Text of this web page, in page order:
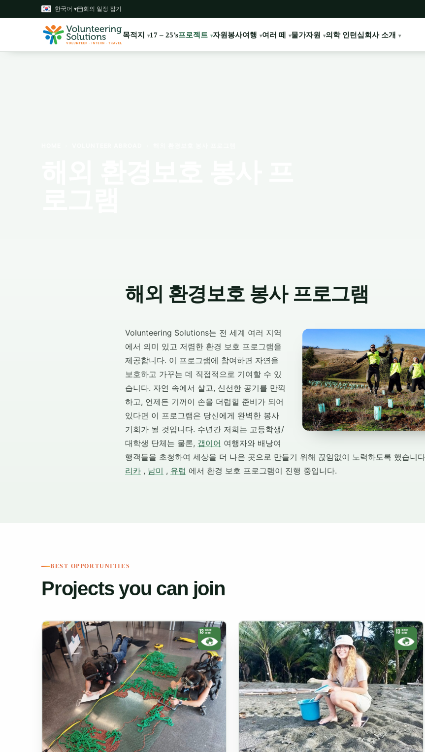
한국어 ▾ 회의 일정 잡기
목적지 17 – 25’s프로젝트 자원봉사여행 여러 떼 물가자원 의학 인턴십회사 소개
해외 환경보호 봉사 프로그램
Volunteering Solutions는 전 세계 여러 지역
에서 의미 있고 저렴한 환경 보호 프로그램을
제공합니다. 이 프로그램에 참여하면 자연을
보호하고 가꾸는 데 직접적으로 기여할 수 있
습니다. 자연 속에서 살고, 신선한 공기를 만끽
하고, 언제든 기꺼이 손을 더럽힐 준비가 되어
있다면 이 프로그램은 당신에게 완벽한 봉사
기회가 될 것입니다. 수년간 저희는 고등학생/
대학생 단체는 물론, 갭이어 여행자와 배낭여
행객들을 초청하여 세상을 더 나은 곳으로 만들기 위해 끊임없이 노력하도록 했습니
리카 , 남미 , 유럽 에서 환경 보호 프로그램이 진행 중입니다.
BEST OPPORTUNITIES
Projects you can join